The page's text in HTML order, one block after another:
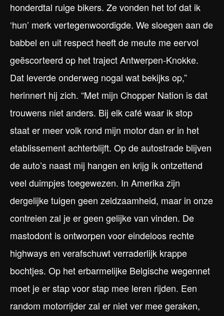
honderdtal ruige bikers. Ze vonden het tof dat ik
‘hun’ merk vertegenwoordigde. We sloegen aan de
babbel en uit respect heeft de meute me eervol
geëscorteerd op het traject Antwerpen-Knokke.
Dat leverde onderweg nogal wat bekijks op,”
herinnert hij zich. “Met mijn Chopper Nation is dat
trouwens niet anders. Bij elk café waar ik stop
staat er meer volk rond mijn motor dan er in het
etablissement achterblijft. Op de autostrade blijven
de auto’s naast mij hangen en krijg ik ontzettend
veel duimpjes toegewezen. In Amerika zijn
dergelijke tuigen geen zeldzaamheid, maar in onze
contreien zal je er geen gelijke van vinden. De
mastodont is ontworpen voor eindeloos rechte
highways en verafschuwt verraderlijk krappe
bochtjes. Op het erbarmelijke Belgische wegennet
moet je er stap voor stap mee leren rijden. Een
random motorrijder zal er niet ver mee geraken,